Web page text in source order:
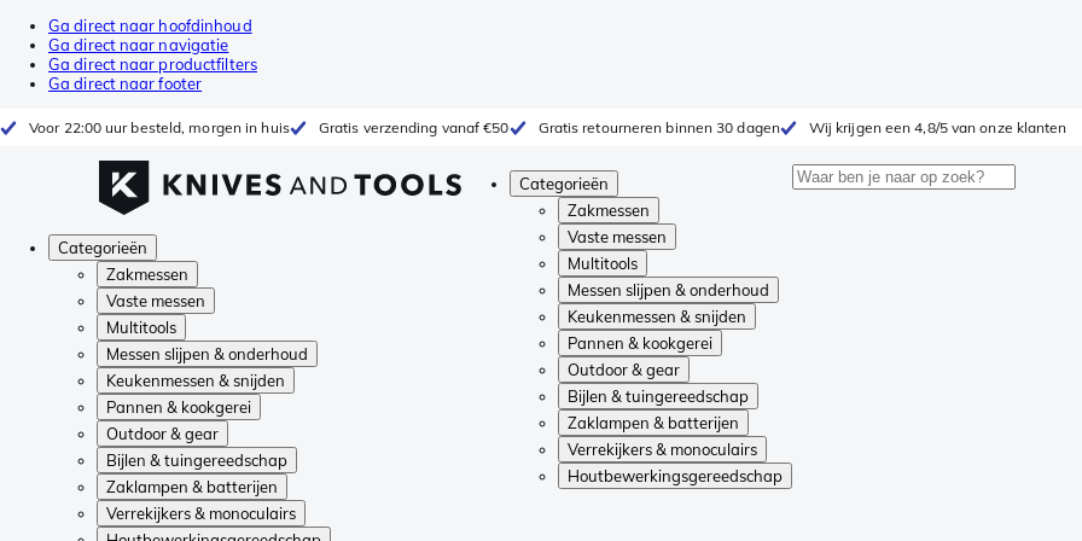
Ga direct naar hoofdinhoud
Ga direct naar navigatie
Ga direct naar productfilters
Ga direct naar footer
Voor 22:00 uur besteld, morgen in huis Gratis verzending vanaf €50 Gratis retourneren binnen 30 dagen Wij krijgen een 4,8/5 van onze klanten
Categorieën
Zakmessen
Vaste messen
Multitools
Messen slijpen & onderhoud
Keukenmessen & snijden
Pannen & kookgerei
Outdoor & gear
Bijlen & tuingereedschap
Zaklampen & batterijen
Verrekijkers & monoculairs
Houtbewerkingsgereedschap
Categorieën
Zakmessen
Vaste messen
Multitools
Messen slijpen & onderhoud
Keukenmessen & snijden
Pannen & kookgerei
Outdoor & gear
Bijlen & tuingereedschap
Zaklampen & batterijen
Verrekijkers & monoculairs